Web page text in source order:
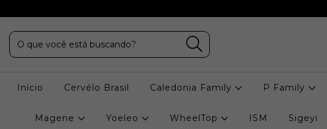
Início Cervélo Brasil Caledonia Family P Family
Magene Yoeleo WheelTop ISM Sigeyi